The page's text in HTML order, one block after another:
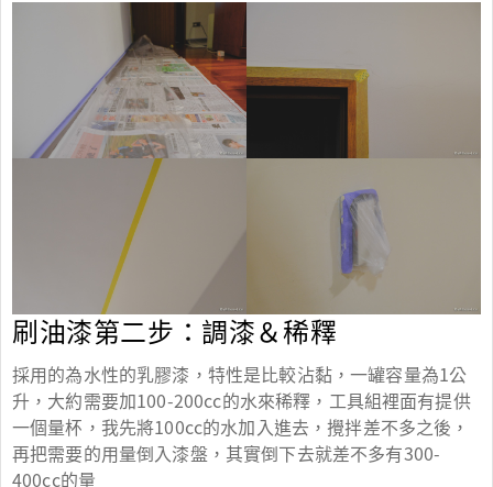
刷油漆第二步：調漆＆稀釋
採用的為水性的乳膠漆，特性是比較沾黏，一罐容量為1公
升，大約需要加100-200cc的水來稀釋，工具組裡面有提供
一個量杯，我先將100cc的水加入進去，攪拌差不多之後，
再把需要的用量倒入漆盤，其實倒下去就差不多有300-
400cc的量